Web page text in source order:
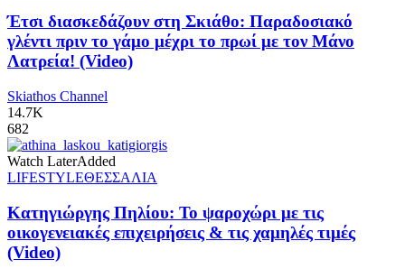
Έτσι διασκεδάζουν στη Σκιάθο: Παραδοσιακό
γλέντι πριν το γάμο μέχρι το πρωί με τον Μάνο
Λατρεία! (Video)
Skiathos Channel
14.7K
682
Watch LaterAdded
LIFESTYLEΘΕΣΣΑΛΙΑ
Κατηγιώργης Πηλίου: Το ψαροχώρι με τις
οικογενειακές επιχειρήσεις & τις χαμηλές τιμές
(Video)